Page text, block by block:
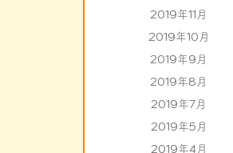
2019年11月
2019年10月
2019年9月
2019年8月
2019年7月
2019年5月
2019年4月